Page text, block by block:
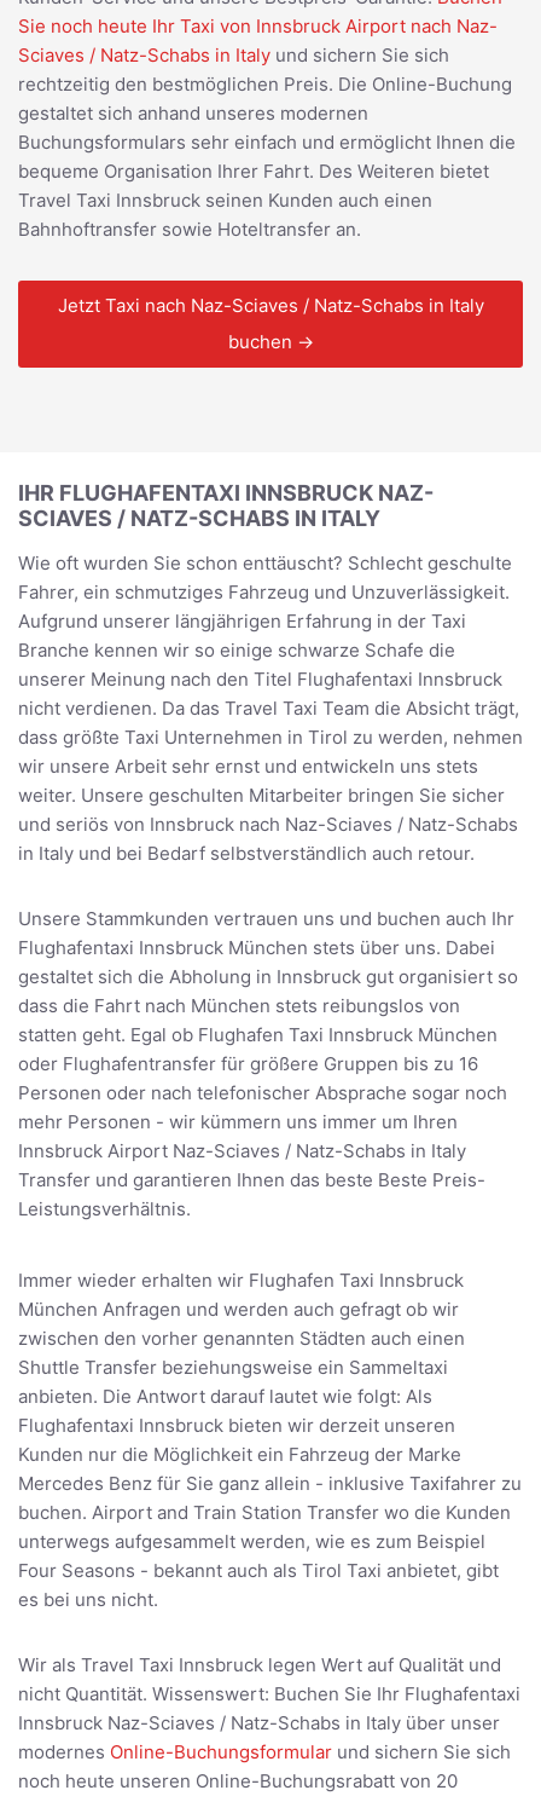
Sie noch heute Ihr Taxi von Innsbruck Airport nach Naz-
Sciaves / Natz-Schabs in Italy und sichern Sie sich
rechtzeitig den bestmöglichen Preis. Die Online-Buchung
gestaltet sich anhand unseres modernen
Buchungsformulars sehr einfach und ermöglicht Ihnen die
bequeme Organisation Ihrer Fahrt. Des Weiteren bietet
Travel Taxi Innsbruck seinen Kunden auch einen
Bahnhoftransfer sowie Hoteltransfer an.
Jetzt Taxi nach Naz-Sciaves / Natz-Schabs in Italy
buchen →
IHR FLUGHAFENTAXI INNSBRUCK NAZ-
SCIAVES / NATZ-SCHABS IN ITALY
Wie oft wurden Sie schon enttäuscht? Schlecht geschulte
Fahrer, ein schmutziges Fahrzeug und Unzuverlässigkeit.
Aufgrund unserer längjährigen Erfahrung in der Taxi
Branche kennen wir so einige schwarze Schafe die
unserer Meinung nach den Titel Flughafentaxi Innsbruck
nicht verdienen. Da das Travel Taxi Team die Absicht trägt,
dass größte Taxi Unternehmen in Tirol zu werden, nehmen
wir unsere Arbeit sehr ernst und entwickeln uns stets
weiter. Unsere geschulten Mitarbeiter bringen Sie sicher
und seriös von Innsbruck nach Naz-Sciaves / Natz-Schabs
in Italy und bei Bedarf selbstverständlich auch retour.
Unsere Stammkunden vertrauen uns und buchen auch Ihr
Flughafentaxi Innsbruck München stets über uns. Dabei
gestaltet sich die Abholung in Innsbruck gut organisiert so
dass die Fahrt nach München stets reibungslos von
statten geht. Egal ob Flughafen Taxi Innsbruck München
oder Flughafentransfer für größere Gruppen bis zu 16
Personen oder nach telefonischer Absprache sogar noch
mehr Personen - wir kümmern uns immer um Ihren
Innsbruck Airport Naz-Sciaves / Natz-Schabs in Italy
Transfer und garantieren Ihnen das beste Beste Preis-
Leistungsverhältnis.
Immer wieder erhalten wir Flughafen Taxi Innsbruck
München Anfragen und werden auch gefragt ob wir
zwischen den vorher genannten Städten auch einen
Shuttle Transfer beziehungsweise ein Sammeltaxi
anbieten. Die Antwort darauf lautet wie folgt: Als
Flughafentaxi Innsbruck bieten wir derzeit unseren
Kunden nur die Möglichkeit ein Fahrzeug der Marke
Mercedes Benz für Sie ganz allein - inklusive Taxifahrer zu
buchen. Airport and Train Station Transfer wo die Kunden
unterwegs aufgesammelt werden, wie es zum Beispiel
Four Seasons - bekannt auch als Tirol Taxi anbietet, gibt
es bei uns nicht.
Wir als Travel Taxi Innsbruck legen Wert auf Qualität und
nicht Quantität. Wissenswert: Buchen Sie Ihr Flughafentaxi
Innsbruck Naz-Sciaves / Natz-Schabs in Italy über unser
modernes Online-Buchungsformular und sichern Sie sich
noch heute unseren Online-Buchungsrabatt von 20